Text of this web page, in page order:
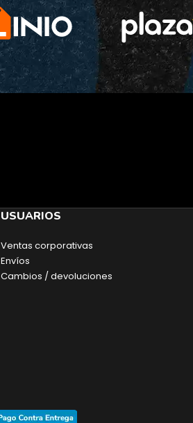
USUARIOS
Ventas corporativas
Envíos
Cambios / devoluciones